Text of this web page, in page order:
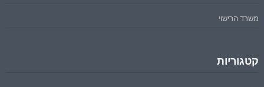
משרד הרישוי
קטגוריות